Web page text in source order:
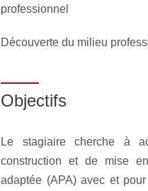
professionnel
Découverte du milieu
Objectifs
Le stagiaire cherche à
construction et de mise
adaptée (APA) avec et